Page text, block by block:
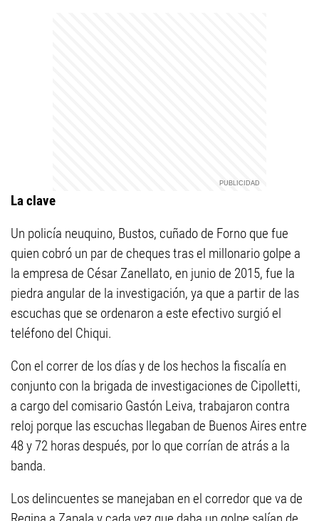
La clave
Un policía neuquino, Bustos, cuñado de Forno que fue
quien cobró un par de cheques tras el millonario golpe a
la empresa de César Zanellato, en junio de 2015, fue la
piedra angular de la investigación, ya que a partir de las
escuchas que se ordenaron a este efectivo surgió el
teléfono del Chiqui.
Con el correr de los días y de los hechos la fiscalía en
conjunto con la brigada de investigaciones de Cipolletti,
a cargo del comisario Gastón Leiva, trabajaron contra
reloj porque las escuchas llegaban de Buenos Aires entre
48 y 72 horas después, por lo que corrían de atrás a la
banda.
Los delincuentes se manejaban en el corredor que va de